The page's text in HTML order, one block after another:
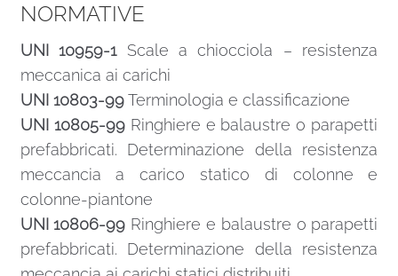
NORMATIVE
UNI 10959-1Scale a chiocciola – resistenza
meccanica ai carichi
UNI 10803-99Terminologia e classificazione
UNI 10805-99Ringhiere e balaustre o parapetti
prefabbricati. Determinazione della resistenza
meccancia a carico statico di colonne e
colonne-piantone
UNI 10806-99 Ringhiere e balaustre o parapetti
prefabbricati. Determinazione della resistenza